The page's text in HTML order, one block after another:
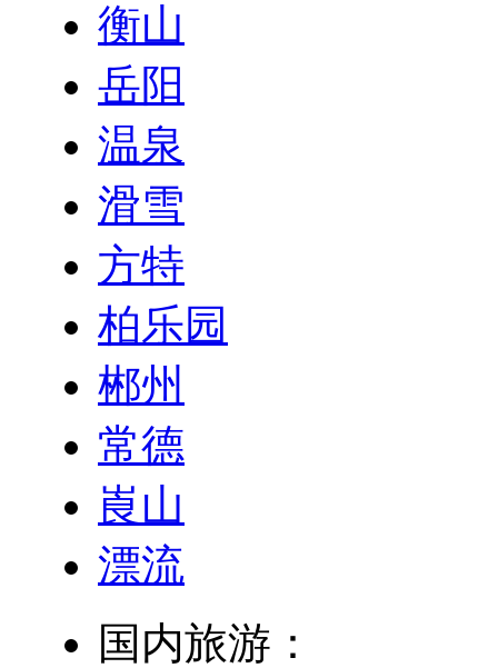
衡山
岳阳
温泉
滑雪
方特
柏乐园
郴州
常德
崀山
漂流
国内旅游：